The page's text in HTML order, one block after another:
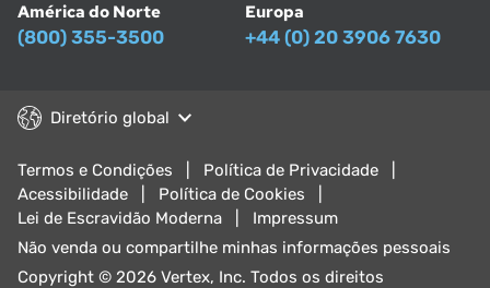
América do Norte
(800) 355-3500
Europa
+44 (0) 20 3906 7630
Diretório global
Termos e Condições
Política de Privacidade
Acessibilidade
Política de Cookies
Lei de Escravidão Moderna
Impressum
Não venda ou compartilhe minhas informações pessoais
Copyright © 2026 Vertex, Inc. Todos os direitos